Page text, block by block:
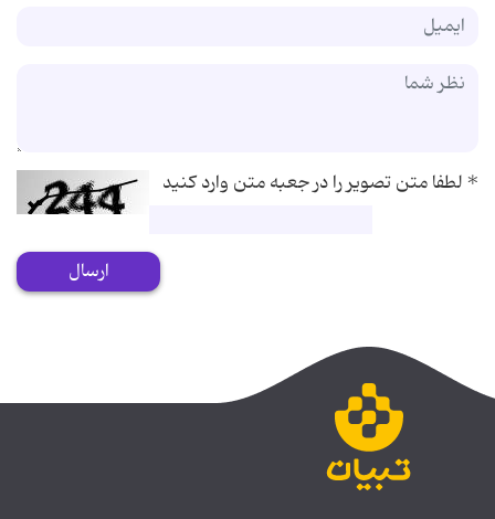
*لطفا متن تصویر را در جعبه متن وارد کنید
ارسال